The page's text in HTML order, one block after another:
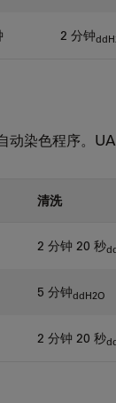
2 分钟
动染色程序。
清洗
2 分钟 20 秒
5 分钟ddH2O
2 分钟 20 秒